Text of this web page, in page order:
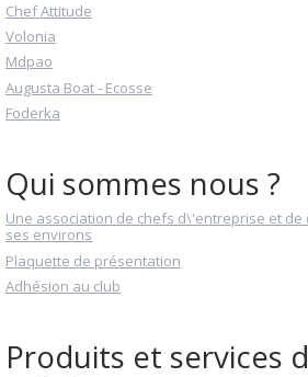
Chef Attitude
Volonia
Mdpao
Augusta Boat - Ecosse
Foderka
Qui sommes nous ?
Une association de chefs d\'entreprise et
ses environs
Plaquette de présentation
Adhésion au club
Produits et services